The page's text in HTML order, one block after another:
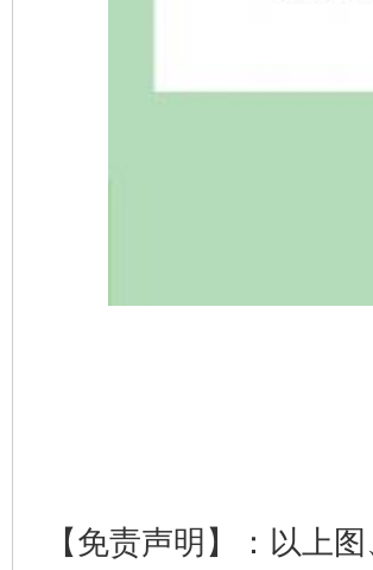
【免责声明】：以上